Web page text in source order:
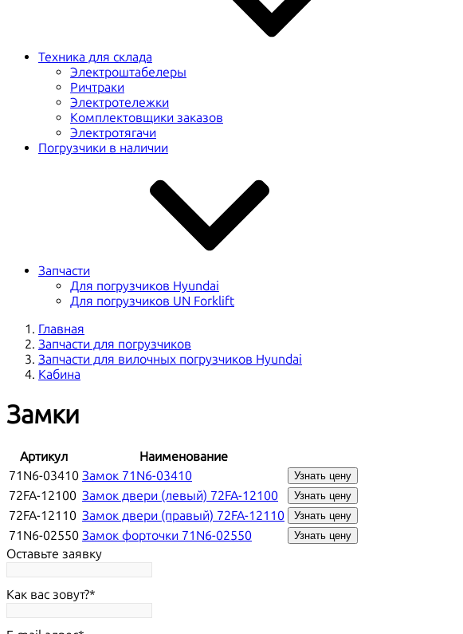
Техника для склада
Электроштабелеры
Ричтраки
Электротележки
Комплектовщики заказов
Электротягачи
Погрузчики в наличии
Запчасти
Для погрузчиков Hyundai
Для погрузчиков UN Forklift
Главная
Запчасти для погрузчиков
Запчасти для вилочных погрузчиков Hyundai
Кабина
Замки
Артикул
Наименование
71N6-03410 Замок 71N6-03410 Узнать цену
72FA-12100 Замок двери (левый) 72FA-12100 Узнать цену
72FA-12110 Замок двери (правый) 72FA-12110 Узнать цену
71N6-02550 Замок форточки 71N6-02550 Узнать цену
Оставьте заявку
Как вас зовут?